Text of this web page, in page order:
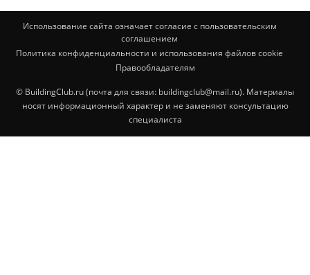
Использование сайта означает согласие с пользовательским
соглашением
Политика конфиденциальности и использования файлов cookie
Правообладателям
© BuildingClub.ru (почта для связи: buildingclub@mail.ru). Материалы
носят информационный характер и не заменяют консультацию
специалиста